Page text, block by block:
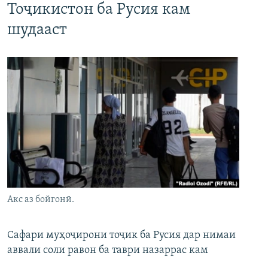
Тоҷикистон ба Русия кам
шудааст
Акс аз бойгонӣ.
Сафари муҳоҷирони тоҷик ба Русия дар нимаи
аввали соли равон ба таври назаррас кам